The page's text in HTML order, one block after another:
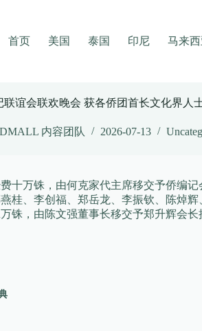
首页
美国 泰国 印尼 马来西
联谊会联欢晚会 获各侨团首长文化界人
内容团队 2026-07-13
十万铢，由何克家代主席移交予侨编
桂、李创福、郑岳龙、李振钦、陈焯
铢，由陈文强董事长移交予郑升辉会